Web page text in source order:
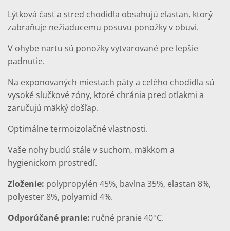
Lýtková časť a stred chodidla obsahujú elastan, ktorý
zabraňuje nežiaducemu posuvu ponožky v obuvi.
V ohybe nartu sú ponožky vytvarované pre lepšie
padnutie.
Na exponovaných miestach päty a celého chodidla sú
vysoké slučkové zóny, ktoré chránia pred otlakmi a
zaručujú mäkký došľap.
Optimálne termoizolačné vlastnosti.
Vaše nohy budú stále v suchom, mäkkom a
hygienickom prostredí.
Zloženie: polypropylén 45%, bavlna 35%, elastan 8%,
polyester 8%, polyamid 4%.
Odporúčané pranie: ručné pranie 40°C.